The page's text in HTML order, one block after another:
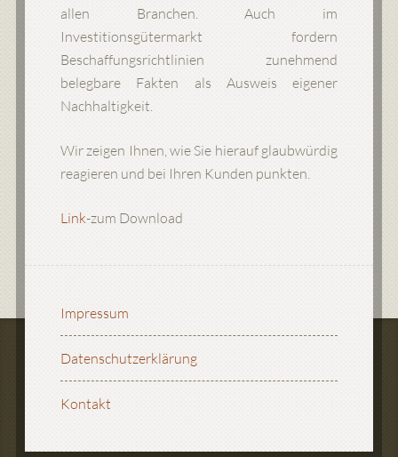
allen Branchen. Auch im
Investitionsgütermarkt fordern
Beschaffungsrichtlinien zunehmend
belegbare Fakten als Ausweis eigener
Nachhaltigkeit.
Wir zeigen Ihnen, wie Sie hierauf glaubwürdig
reagieren und bei Ihren Kunden punkten.
Link-zum Download
Impressum
Datenschutzerklärung
Kontakt